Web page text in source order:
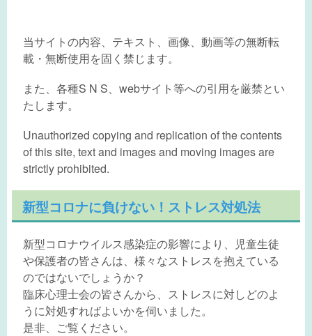
当サイトの内容、テキスト、画像、動画等の無断転
載・無断使用を固く禁じます。
また、各種S N S、webサイト等への引用を厳禁とい
たします。
Unauthorized copying and replication of the contents
of this site, text and images and moving images are
strictly prohibited.
新型コロナに負けない！ストレス対処法
新型コロナウイルス感染症の影響により、児童生徒
や保護者の皆さんは、様々なストレスを抱えている
のではないでしょうか？
臨床心理士会の皆さんから、ストレスに対しどのよ
うに対処すればよいかを伺いました。
是非、ご覧ください。